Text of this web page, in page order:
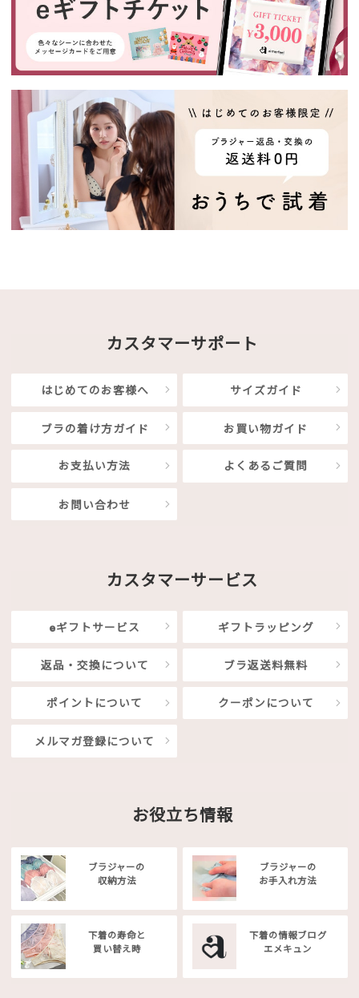
カスタマーサポート
はじめてのお客様へ サイズガイド
ブラの着け方ガイド お買い物ガイド
お支払い方法 よくあるご質問
お問い合わせ
カスタマーサービス
eギフトサービス ギフトラッピング
返品・交換について ブラ返送料無料
ポイントについて クーポンについて
メルマガ登録について
お役立ち情報
ブラジャーの
収納方法
ブラジャーの
お手入れ方法
下着の寿命と
買い替え時
下着の情報ブログ
エメキュン